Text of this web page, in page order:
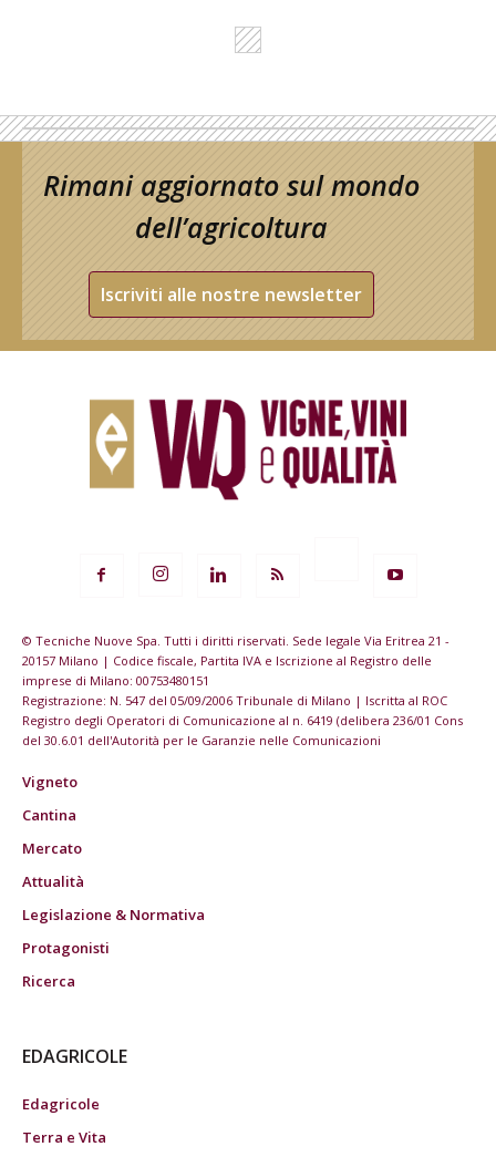
Rimani aggiornato sul mondo
dell’agricoltura
Iscriviti alle nostre newsletter
© Tecniche Nuove Spa. Tutti i diritti riservati. Sede legale Via Eritrea 21 -
20157 Milano | Codice fiscale, Partita IVA e Iscrizione al Registro delle
imprese di Milano: 00753480151
Registrazione: N. 547 del 05/09/2006 Tribunale di Milano | Iscritta al ROC
Registro degli Operatori di Comunicazione al n. 6419 (delibera 236/01 Cons
del 30.6.01 dell'Autorità per le Garanzie nelle Comunicazioni
Vigneto
Cantina
Mercato
Attualità
Legislazione & Normativa
Protagonisti
Ricerca
EDAGRICOLE
Edagricole
Terra e Vita